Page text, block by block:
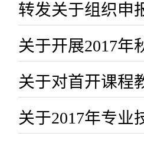
转发关于组织申
关于开展2017年
关于对首开课程
关于2017年专业